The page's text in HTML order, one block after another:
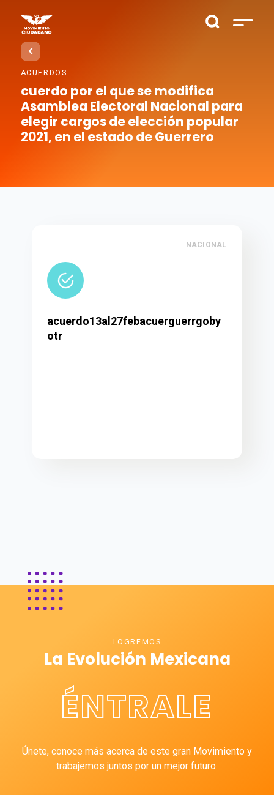
ACUERDOS
cuerdo por el que se modifica
Asamblea Electoral Nacional para
elegir cargos de elección popular
2021, en el estado de Guerrero
NACIONAL
acuerdo13al27febacuerguerrgoby
otr
LOGREMOS
La Evolución Mexicana
ÉNTRALE
Únete, conoce más acerca de este gran Movimiento y
trabajemos juntos por un mejor futuro.